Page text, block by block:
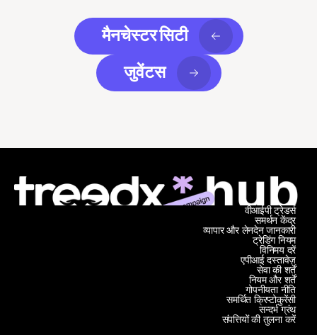
मैनचेस्टर सिटी
जुवेंटस
समर्थन केंद्र
व्यापार और लेनदेन जानकारी
वीआईपी ट्रेडर्स
ट्रेडिंग नियम
विनिमय दरें
एपीआई दस्तावेज़
सेवा की शर्तें
नियम और शर्तें
गोपनीयता नीति
समर्थित क्रिप्टोकुरेंसी
सन्दर्भ ग्रंथ
संपत्तियों की तुलना करें